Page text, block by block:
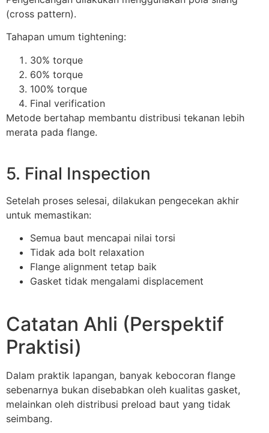
(cross pattern).
Tahapan umum tightening:
30% torque
60% torque
100% torque
Final verification
Metode bertahap membantu distribusi tekanan lebih
merata pada flange.
5. Final Inspection
Setelah proses selesai, dilakukan pengecekan akhir
untuk memastikan:
Semua baut mencapai nilai torsi
Tidak ada bolt relaxation
Flange alignment tetap baik
Gasket tidak mengalami displacement
Catatan Ahli (Perspektif
Praktisi)
Dalam praktik lapangan, banyak kebocoran flange
sebenarnya bukan disebabkan oleh kualitas gasket,
melainkan oleh distribusi preload baut yang tidak
seimbang.